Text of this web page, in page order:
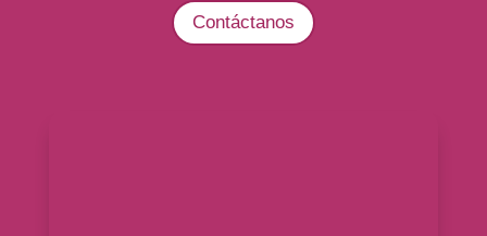
Contáctanos